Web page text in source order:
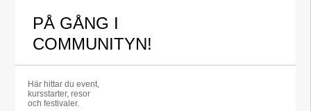
PÅ GÅNG I
COMMUNITYN!
Här hittar du event,
kursstarter, resor
och festivaler.